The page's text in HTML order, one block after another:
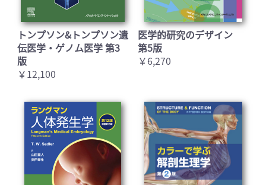
トンプソン&トンプソン遺
伝医学・ゲノム医学 第3
版
￥12,100
医学的研究のデザイン
第5版
￥6,270